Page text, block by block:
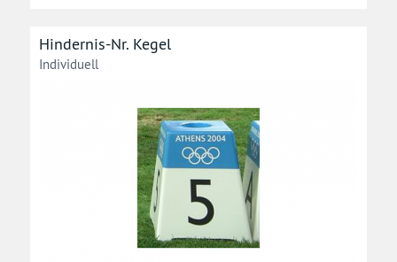
Hindernis-Nr. Kegel
Individuell